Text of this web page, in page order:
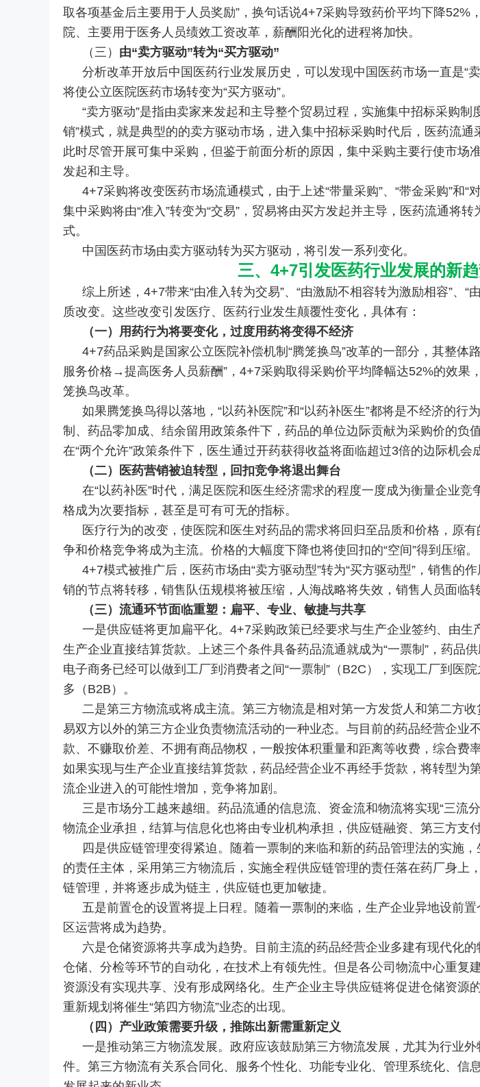
取各项基金后主要用于人员奖励”，换句话说4+7采购导致药价平均下降52%
院、主要用于医务人员绩效工资改革，薪酬阳光化的进程将加快。
（三） 由“卖方驱动”转为“买方驱动”
分析改革开放后中国医药行业发展历史，可以发现中国医药市场一直是“
将使公立医院医药市场转变为“买方驱动”。
“卖方驱动”是指由卖家来发起和主导整个贸易过程，实施集中招标采购制
销”模式，就是典型的的卖方驱动市场，进入集中招标采购时代后，医药流通
此时尽管开展可集中采购，但鉴于前面分析的原因，集中采购主要行使市场
发起和主导。
4+7采购将改变医药市场流通模式，由于上述“带量采购”、“带金采购”和“
集中采购将由“准入”转变为“交易”，贸易将由买方发起并主导，医药流通将转
式。
中国医药市场由卖方驱动转为买方驱动，将引发一系列变化。
三、4+7引发医药行业发展的新
综上所述，4+7带来“由准入转为交易”、“由激励不相容转为激励相容”、“
质改变。这些改变引发医疗、医药行业发生颠覆性变化，具体有：
（一）用药行为将要变化，过度用药将变得不经济
4+7药品采购是国家公立医院补偿机制“腾笼换鸟”改革的一部分，其整体
服务价格→提高医务人员薪酬”，4+7采购取得采购价平均降幅达52%的效果
笼换鸟改革。
如果腾笼换鸟得以落地，“以药补医院”和“以药补医生”都将是不经济的行
制、药品零加成、结余留用政策条件下，药品的单位边际贡献为采购价的负
在“两个允许”政策条件下，医生通过开药获得收益将面临超过3倍的边际机会
（二）医药营销被迫转型，回扣竞争将退出舞台
在“以药补医”时代，满足医院和医生经济需求的程度一度成为衡量企业竞
格成为次要指标，甚至是可有可无的指标。
医疗行为的改变，使医院和医生对药品的需求将回归至品质和价格，原
争和价格竞争将成为主流。价格的大幅度下降也将使回扣的“空间”得到压缩。
4+7模式被推广后，医药市场由“卖方驱动型”转为“买方驱动型”，销售的
销的节点将转移，销售队伍规模将被压缩，人海战略将失效，销售人员面临转
（三）流通环节面临重塑：扁平、专业、敏捷与共享
一是供应链将更加扁平化。4+7采购政策已经要求与生产企业签约、由生
生产企业直接结算货款。上述三个条件具备药品流通就成为“一票制”，药品
电子商务已经可以做到工厂到消费者之间“一票制”（B2C），实现工厂到医
多（B2B）。
二是第三方物流或将成主流。第三方物流是相对第一方发货人和第二方
易双方以外的第三方企业负责物流活动的一种业态。与目前的药品经营企业
款、不赚取价差、不拥有商品物权，一般按体积重量和距离等收费，综合费
如果实现与生产企业直接结算货款，药品经营企业不再经手货款，将转型为
流企业进入的可能性增加，竞争将加剧。
三是市场分工越来越细。药品流通的信息流、资金流和物流将实现“三流
物流企业承担，结算与信息化也将由专业机构承担，供应链融资、第三方支
四是供应链管理变得紧迫。随着一票制的来临和新的药品管理法的实施
的责任主体，采用第三方物流后，实施全程供应链管理的责任落在药厂身上
链管理，并将逐步成为链主，供应链也更加敏捷。
五是前置仓的设置将提上日程。随着一票制的来临，生产企业异地设前
区运营将成为趋势。
六是仓储资源将共享成为趋势。目前主流的药品经营企业多建有现代化
仓储、分检等环节的自动化，在技术上有领先性。但是各公司物流中心重复
资源没有实现共享、没有形成网络化。生产企业主导供应链将促进仓储资源
重新规划将催生“第四方物流”业态的出现。
（四）产业政策需要升级，推陈出新需重新定义
一是推动第三方物流发展。政府应该鼓励第三方物流发展，尤其为行业
件。第三方物流有关系合同化、服务个性化、功能专业化、管理系统化、信